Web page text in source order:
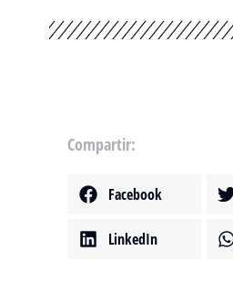
Compartir:
Facebook
LinkedIn